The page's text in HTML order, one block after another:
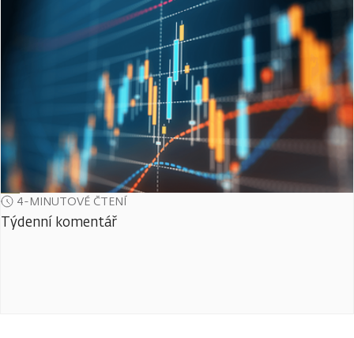
4-MINUTOVÉ ČTENÍ
Týdenní komentář